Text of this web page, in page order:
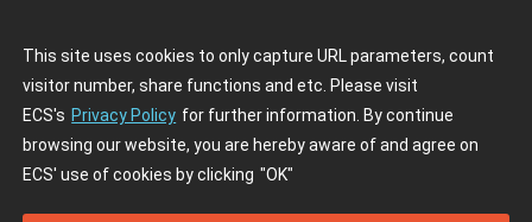
This site uses cookies to only capture URL parameters, count
visitor number, share functions and etc. Please visit
ECS's Privacy Policy for further information. By continue
browsing our website, you are hereby aware of and agree on
ECS' use of cookies by clicking "OK"